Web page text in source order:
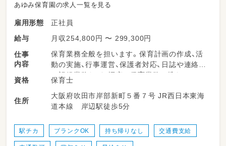
あゆみ保育園の求人一覧を見る
雇用形態
正社員
給与
月収254,800円 〜 299,300円
仕事
内容
保育業務全般を担います。保育計画の作成、活
動の実施、行事運営、保護者対応、日誌や連絡帳
の記録業務など、幅広い保育業務に携わってい
ただきます。少人数制の保育園が多く、子ども
たち一人ひとりに丁寧に関わることができる環
境です。チームで連携しながら、柔軟で子ども
＜スケジュール例＞
資格 保育士
住所
大阪府吹田市岸部新町５番７号 JR西日本東海
道本線 岸辺駅徒歩5分
駅チカ ブランクOK 持ち帰りなし 交通費支給